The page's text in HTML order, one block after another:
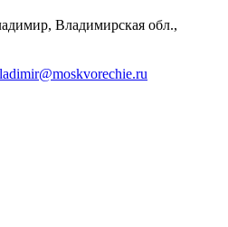
Владимирская обл.,